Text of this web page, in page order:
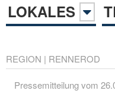
LOKALES
REGION | RENNEROD
Pressemitteilung vom